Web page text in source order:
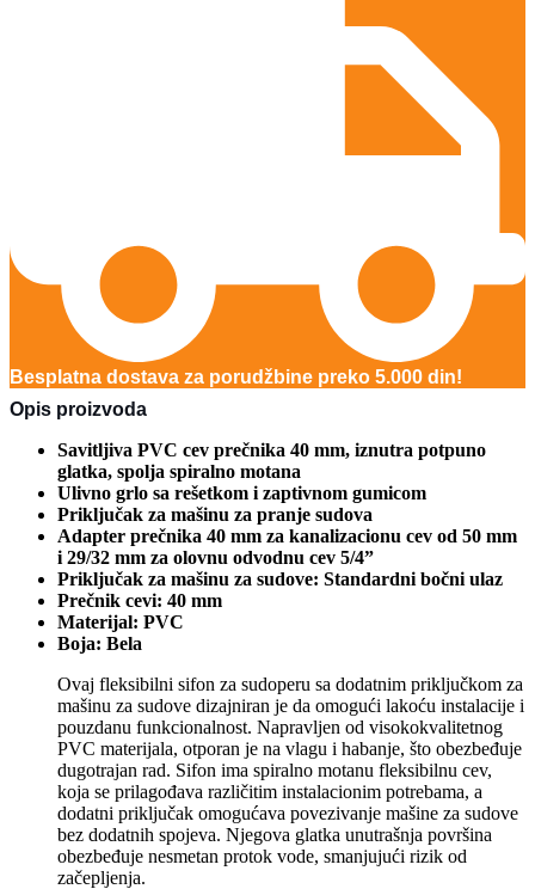
Besplatna dostava za porudžbine preko 5.000 din!
Opis proizvoda
Savitljiva PVC cev prečnika 40 mm, iznutra potpuno
glatka, spolja spiralno motana
Ulivno grlo sa rešetkom i zaptivnom gumicom
Priključak za mašinu za pranje sudova
Adapter prečnika 40 mm za kanalizacionu cev od 50 mm
i 29/32 mm za olovnu odvodnu cev 5/4”
Priključak za mašinu za sudove: Standardni bočni ulaz
Prečnik cevi: 40 mm
Materijal: PVC
Boja: Bela
Ovaj fleksibilni sifon za sudoperu sa dodatnim priključkom za
mašinu za sudove dizajniran je da omogući lakoću instalacije i
pouzdanu funkcionalnost. Napravljen od visokokvalitetnog
PVC materijala, otporan je na vlagu i habanje, što obezbeđuje
dugotrajan rad. Sifon ima spiralno motanu fleksibilnu cev,
koja se prilagođava različitim instalacionim potrebama, a
dodatni priključak omogućava povezivanje mašine za sudove
bez dodatnih spojeva. Njegova glatka unutrašnja površina
obezbeđuje nesmetan protok vode, smanjujući rizik od
začepljenja.